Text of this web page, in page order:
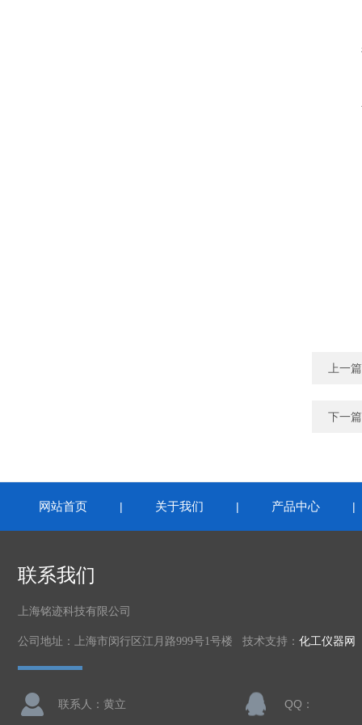
上一
下一
网站首页 | 关于我们 | 产品中心
联系我们
上海铭迹科技有限公司
公司地址：上海市闵行区江月路999号1号楼 技术支持： 化工仪器网
联系人：黄立 QQ：